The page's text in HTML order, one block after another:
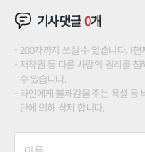
기사댓글0개
200자까지 쓰실 수 있습니다. (
저작권 등 다른 사람의 권리를
수 있습니다.
타인에게 불쾌감을 주는 욕설 등
단에 의해 삭제 합니다.